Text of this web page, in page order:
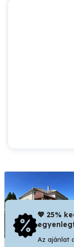
💖 25%
Az ajánlat